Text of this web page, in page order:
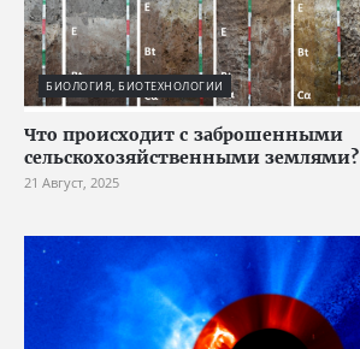
БИОЛОГИЯ, БИОТЕХНОЛОГИИ
Что происходит с заброшенными
сельскохозяйственными землями?
21 Август, 2025